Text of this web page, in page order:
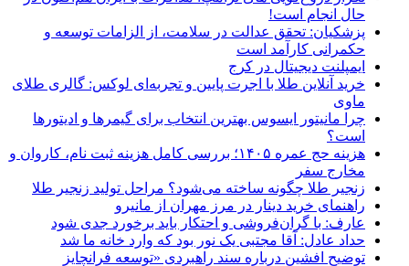
حال انجام است!
پزشکیان: تحقق عدالت در سلامت، از الزامات توسعه و
حکمرانی کارآمد است
ایمپلنت دیجیتال در کرج
خرید آنلاین طلا با اجرت پایین و تجربه‌ای لوکس: گالری طلای
ماوی
چرا مانیتور ایسوس بهترین انتخاب برای گیمرها و ادیتورها
است؟
هزینه حج عمره ۱۴۰۵؛ بررسی کامل هزینه ثبت نام، کاروان و
مخارج سفر
زنجیر طلا چگونه ساخته می‌شود؟ مراحل تولید زنجیر طلا
راهنمای خرید دینار در مرز مهران از مانیرو
عارف: با گران‌فروشی و احتکار باید برخورد جدی شود
حداد عادل: آقا مجتبی یک نور بود که وارد خانه ما شد
توضیح افشین درباره سند راهبردی «توسعه فرانچایز